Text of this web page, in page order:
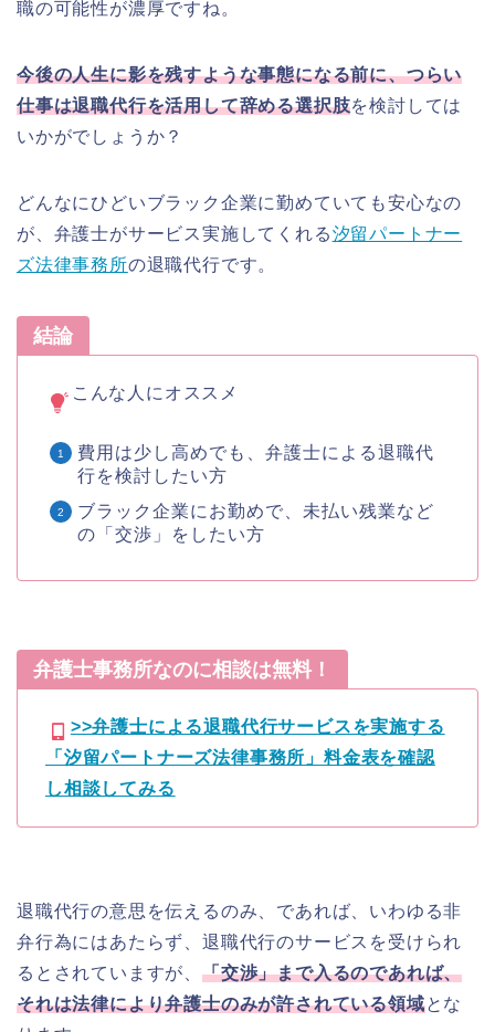
職の可能性が濃厚ですね。
今後の人生に影を残すような事態になる前に、つらい
仕事は退職代行を活用して辞める選択肢を検討しては
いかがでしょうか？
どんなにひどいブラック企業に勤めていても安心なの
が、弁護士がサービス実施してくれる汐留パートナー
ズ法律事務所の退職代行です。
結論
こんな人にオススメ
費用は少し高めでも、弁護士による退職代
行を検討したい方
ブラック企業にお勤めで、未払い残業など
の「交渉」をしたい方
弁護士事務所なのに相談は無料！
>>弁護士による退職代行サービスを実施する
「汐留パートナーズ法律事務所」料金表を確認
し相談してみる
退職代行の意思を伝えるのみ、であれば、いわゆる非
弁行為にはあたらず、退職代行のサービスを受けられ
るとされていますが、「交渉」まで入るのであれば、
それは法律により弁護士のみが許されている領域とな